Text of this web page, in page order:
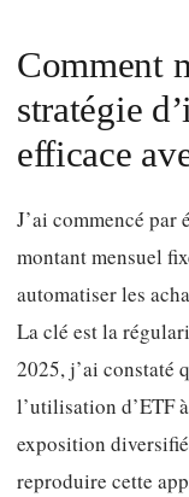
Comment
stratégie
efficace
J’ai commencé
montant mensuel
automatiser les
La clé est la
2025, j’ai constaté
l’utilisation d’ETF
exposition
reproduire cette